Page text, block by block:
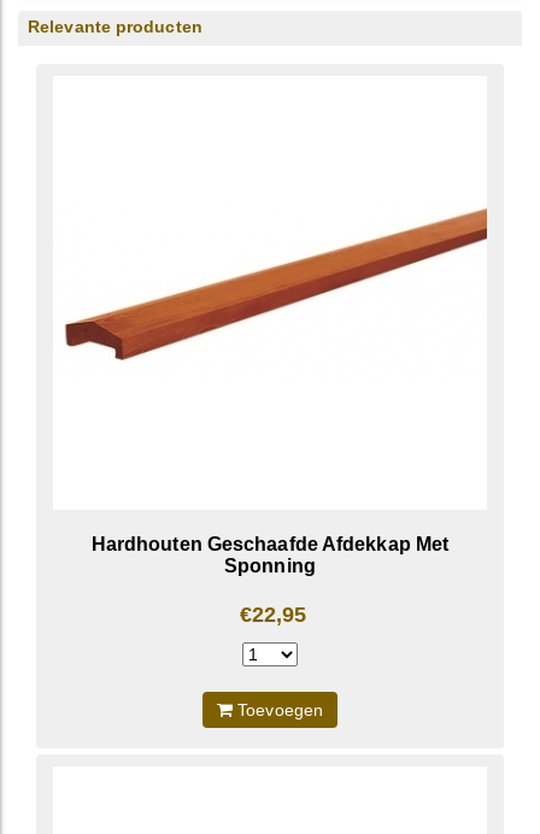
Relevante producten
Hardhouten Geschaafde Afdekkap Met
Sponning
€22,95
Toevoegen